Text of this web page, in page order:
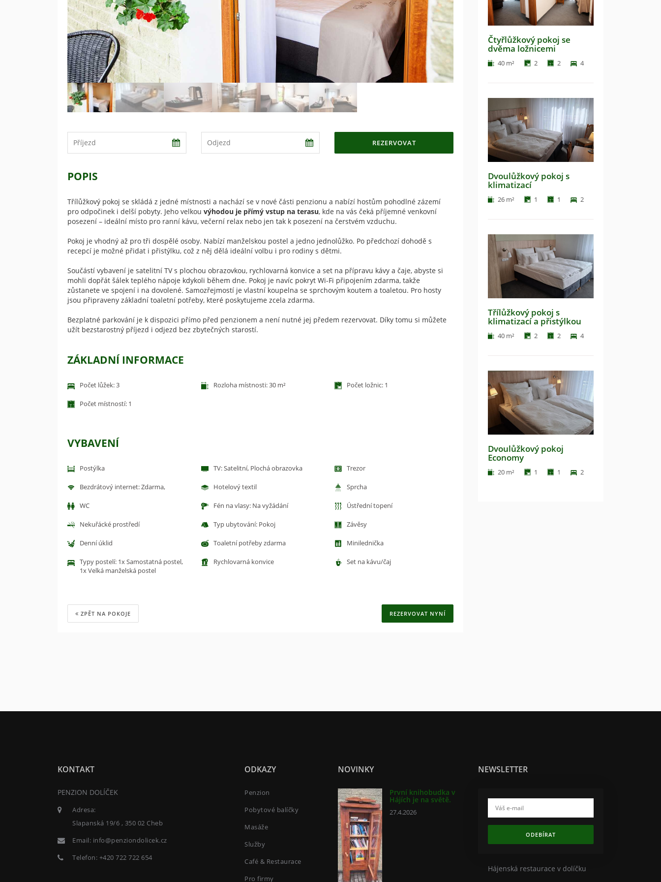
REZERVOVAT
POPIS
Třílůžkový pokoj se skládá z jedné místnosti a nachází se v nové části penzionu a nabízí hostům pohodlné zázemí
pro odpočinek i delší pobyty. Jeho velkou výhodou je přímý vstup na terasu, kde na vás čeká příjemné venkovní
posezení – ideální místo pro ranní kávu, večerní relax nebo jen tak k posezení na čerstvém vzduchu.
Pokoj je vhodný až pro tři dospělé osoby. Nabízí manželskou postel a jedno jednolůžko. Po předchozí dohodě s
recepcí je možné přidat i přistýlku, což z něj dělá ideální volbu i pro rodiny s dětmi.
Součástí vybavení je satelitní TV s plochou obrazovkou, rychlovarná konvice a set na přípravu kávy a čaje, abyste si
mohli dopřát šálek teplého nápoje kdykoli během dne. Pokoj je navíc pokryt Wi-Fi připojením zdarma, takže
zůstanete ve spojení i na dovolené. Samozřejmostí je vlastní koupelna se sprchovým koutem a toaletou. Pro hosty
jsou připraveny základní toaletní potřeby, které poskytujeme zcela zdarma.
Bezplatné parkování je k dispozici přímo před penzionem a není nutné jej předem rezervovat. Díky tomu si můžete
užít bezstarostný příjezd i odjezd bez zbytečných starostí.
ZÁKLADNÍ INFORMACE
Počet lůžek: 3 Rozloha místnosti: 30 m² Počet ložnic: 1
Počet místností: 1
VYBAVENÍ
Postýlka TV: Satelitní, Plochá obrazovka Trezor
Bezdrátový internet: Zdarma, Hotelový textil Sprcha
WC Fén na vlasy: Na vyžádání Ústřední topení
Nekuřácké prostředí Typ ubytování: Pokoj Závěsy
Denní úklid Toaletní potřeby zdarma Minilednička
Typy postelí: 1x Samostatná postel,
1x Velká manželská postel
Rychlovarná konvice Set na kávu/čaj
REZERVOVAT NYNÍ
ZPĚT NA POKOJE
Čtyřlůžkový pokoj se
dvěma ložnicemi
40 m² 2 2 4
Dvoulůžkový pokoj s
klimatizací
26 m² 1 1 2
Třílůžkový pokoj s
klimatizací a přistýlkou
40 m² 2 2 4
Dvoulůžkový pokoj
Economy
20 m² 1 1 2
KONTAKT
PENZION DOLÍČEK
Adresa:
Slapanská 19/6 , 350 02 Cheb
Email: info@penziondolicek.cz
Telefon: +420 722 722 654
ODKAZY
Penzion
Pobytové balíčky
Masáže
Služby
Café & Restaurace
Pro firmy
NOVINKY
První knihobudka v
Hájích je na světě.
27.4.2026
NEWSLETTER
ODEBÍRAT
Hájenská restaurace v dolíčku